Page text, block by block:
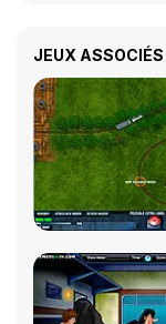
JEUX ASSOCIÉS